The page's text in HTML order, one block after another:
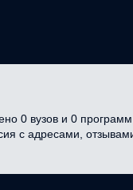
0 вузов и 0
с адресами,